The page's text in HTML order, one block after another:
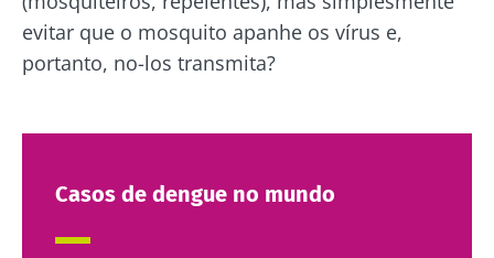
evitar que o mosquito apanhe os vírus e,
portanto, no-los transmita?
Casos de dengue no mundo